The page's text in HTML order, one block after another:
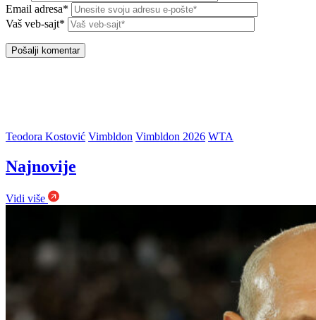
Email adresa*
Vaš veb-sajt*
Teodora Kostović Vimbldon Vimbldon 2026 WTA
Najnovije
Vidi više